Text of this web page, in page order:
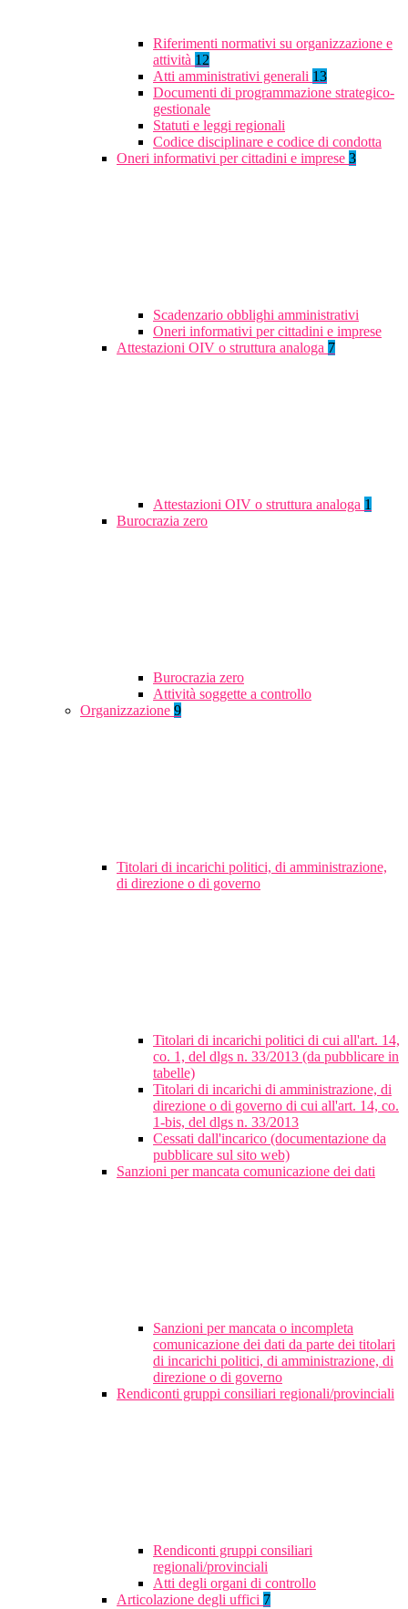
Riferimenti normativi su organizzazione e
attività 12
Atti amministrativi generali 13
Documenti di programmazione strategico-
gestionale
Statuti e leggi regionali
Codice disciplinare e codice di condotta
Oneri informativi per cittadini e imprese 3
Scadenzario obblighi amministrativi
Oneri informativi per cittadini e imprese
Attestazioni OIV o struttura analoga 7
Attestazioni OIV o struttura analoga 1
Burocrazia zero
Burocrazia zero
Attività soggette a controllo
Organizzazione 9
Titolari di incarichi politici, di amministrazione,
di direzione o di governo
Titolari di incarichi politici di cui all'art. 14,
co. 1, del dlgs n. 33/2013 (da pubblicare in
tabelle)
Titolari di incarichi di amministrazione, di
direzione o di governo di cui all'art. 14, co.
1-bis, del dlgs n. 33/2013
Cessati dall'incarico (documentazione da
pubblicare sul sito web)
Sanzioni per mancata comunicazione dei dati
Sanzioni per mancata o incompleta
comunicazione dei dati da parte dei titolari
di incarichi politici, di amministrazione, di
direzione o di governo
Rendiconti gruppi consiliari regionali/provinciali
Rendiconti gruppi consiliari
regionali/provinciali
Atti degli organi di controllo
Articolazione degli uffici 7